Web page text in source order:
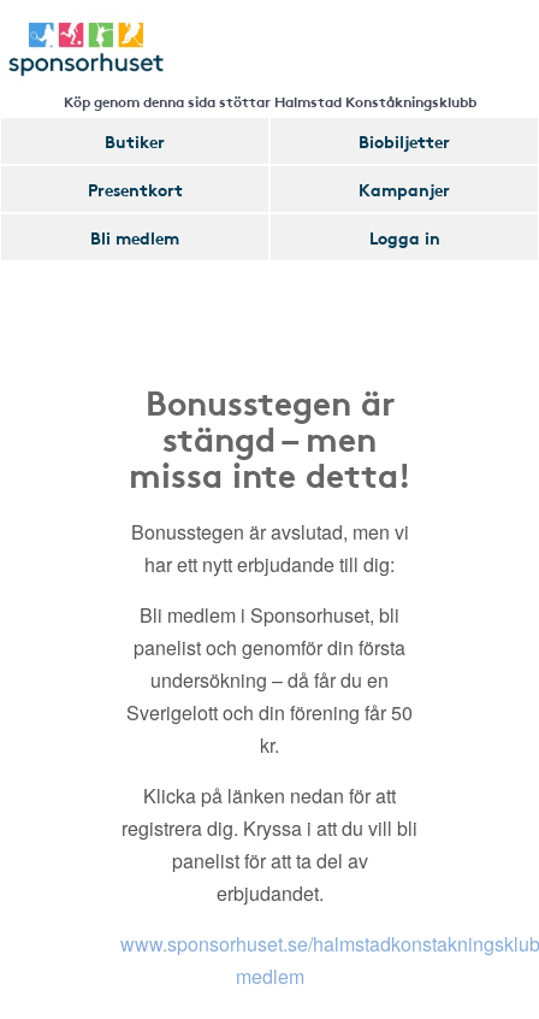
Köp genom denna sida stöttar Halmstad Konståkningsklubb
Butiker
Biobiljetter
Presentkort
Kampanjer
Bli medlem
Logga in
Bonusstegen är
stängd – men
missa inte detta!
Bonusstegen är avslutad, men vi
har ett nytt erbjudande till dig:
Bli medlem i Sponsorhuset, bli
panelist och genomför din första
undersökning – då får du en
Sverigelott och din förening får 50
kr.
Klicka på länken nedan för att
registrera dig. Kryssa i att du vill bli
panelist för att ta del av
erbjudandet.
www.sponsorhuset.se/
medlem